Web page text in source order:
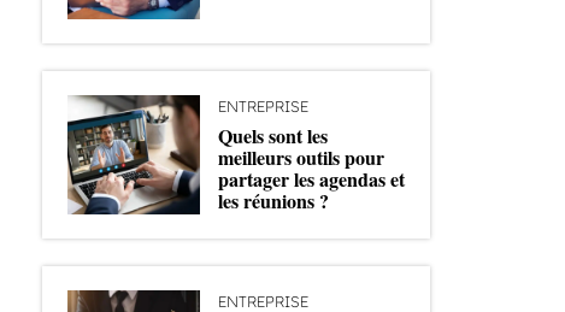
ENTREPRISE
Quels sont les
meilleurs outils pour
partager les agendas et
les réunions ?
ENTREPRISE